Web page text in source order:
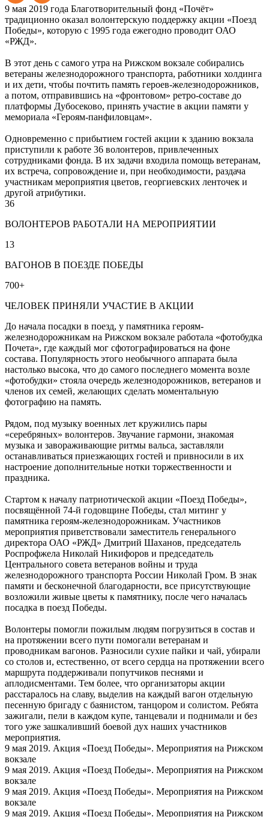
9 мая 2019 года Благотворительный фонд «Почёт»
традиционно оказал волонтерскую поддержку акции «Поезд
Победы», которую с 1995 года ежегодно проводит ОАО
«РЖД».
В этот день с самого утра на Рижском вокзале собирались
ветераны железнодорожного транспорта, работники холдинга
и их дети, чтобы почтить память героев-железнодорожников,
а потом, отправившись на «фронтовом» ретро-составе до
платформы Дубосеково, принять участие в акции памяти у
мемориала «Героям-панфиловцам».
Одновременно с прибытием гостей акции к зданию вокзала
приступили к работе 36 волонтеров, привлеченных
сотрудниками фонда. В их задачи входила помощь ветеранам,
их встреча, сопровождение и, при необходимости, раздача
участникам мероприятия цветов, георгиевских ленточек и
другой атрибутики.
36
ВОЛОНТЕРОВ РАБОТАЛИ НА МЕРОПРИЯТИИ
13
ВАГОНОВ В ПОЕЗДЕ ПОБЕДЫ
700+
ЧЕЛОВЕК ПРИНЯЛИ УЧАСТИЕ В АКЦИИ
До начала посадки в поезд, у памятника героям-
железнодорожникам на Рижском вокзале работала «фотобудка
Почета», где каждый мог сфотографироваться на фоне
состава. Популярность этого необычного аппарата была
настолько высока, что до самого последнего момента возле
«фотобудки» стояла очередь железнодорожников, ветеранов и
членов их семей, желающих сделать моментальную
фотографию на память.
Рядом, под музыку военных лет кружились пары
«серебряных» волонтеров. Звучание гармони, знакомая
музыка и завораживающие ритмы вальса, заставляли
останавливаться приезжающих гостей и привносили в их
настроение дополнительные нотки торжественности и
праздника.
Стартом к началу патриотической акции «Поезд Победы»,
посвящённой 74-й годовщине Победы, стал митинг у
памятника героям-железнодорожникам. Участников
мероприятия приветствовали заместитель генерального
директора ОАО «РЖД» Дмитрий Шаханов, председатель
Роспрофжела Николай Никифоров и председатель
Центрального совета ветеранов войны и труда
железнодорожного транспорта России Николай Гром. В знак
памяти и бесконечной благодарности, все присутствующие
возложили живые цветы к памятнику, после чего началась
посадка в поезд Победы.
Волонтеры помогли пожилым людям погрузиться в состав и
на протяжении всего пути помогали ветеранам и
проводникам вагонов. Разносили сухие пайки и чай, убирали
со столов и, естественно, от всего сердца на протяжении всего
маршрута поддерживали попутчиков песнями и
аплодисментами. Тем более, что организаторы акции
расстаралось на славу, выделив на каждый вагон отдельную
песенную бригаду с баянистом, танцором и солистом. Ребята
зажигали, пели в каждом купе, танцевали и поднимали и без
того уже зашкаливший боевой дух наших участников
мероприятия.
9 мая 2019. Акция «Поезд Победы». Мероприятия на Рижском
вокзале
9 мая 2019. Акция «Поезд Победы». Мероприятия на Рижском
вокзале
9 мая 2019. Акция «Поезд Победы». Мероприятия на Рижском
вокзале
9 мая 2019. Акция «Поезд Победы». Мероприятия на Рижском